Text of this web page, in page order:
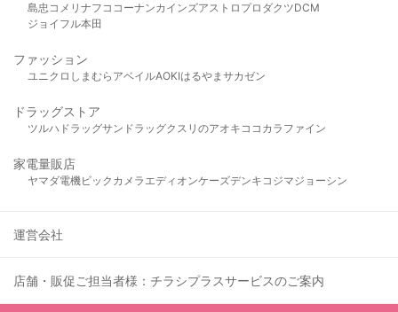
島忠 コメリ ナフコ コーナンカインズアストロプロダクツDCM
ジョイフル本田
ファッション
ユニクロ しまむら アベイルAOKIはるやま サカゼン
ドラッグストア
ツルハドラッグサンドラッグクスリのアオキ ココカラファイン
家電量販店
ヤマダ電機ビックカメラ エディオンケーズデンキ コジマジョーシン
運営会社
店舗・販促ご担当者様：チラシプラスサービスのご案内